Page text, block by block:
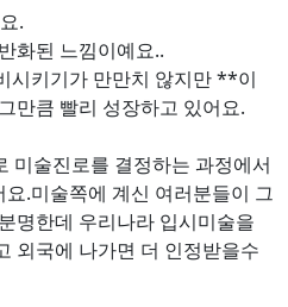
.
화된 느낌이예요..
시키기가 만만치 않지만 **이
만큼 빨리 성장하고 있어요.
술진로를 결정하는 과정에서
.미술쪽에 계신 여러분들이 그
명한데 우리나라 입시미술을
외국에 나가면 더 인정받을수